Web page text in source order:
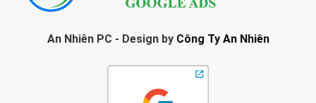
An Nhiên PC - Design by Công Ty An Nhiên